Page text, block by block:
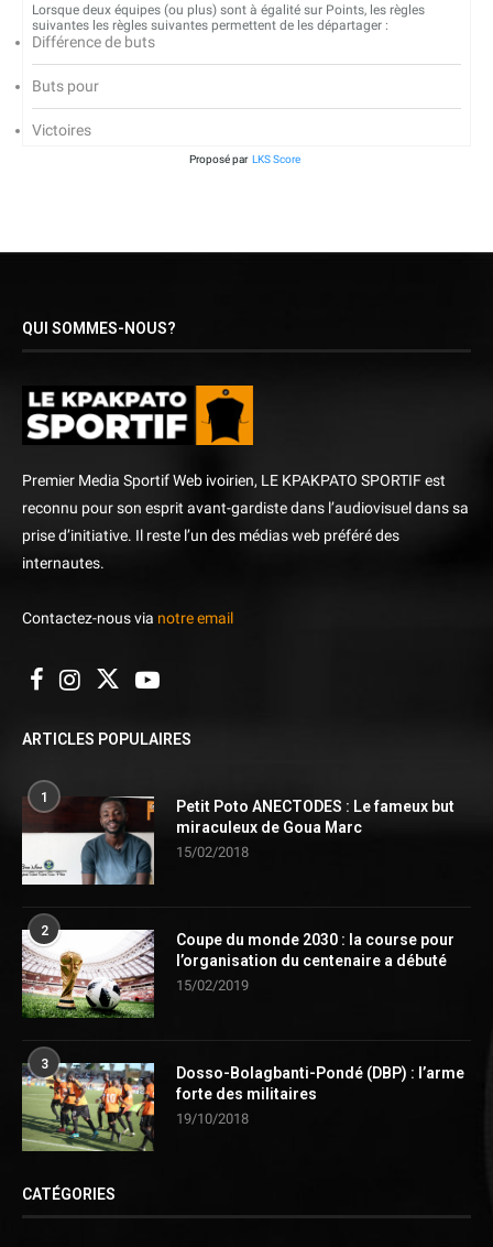
Lorsque deux équipes (ou plus) sont à égalité sur Points, les règles
suivantes les règles suivantes permettent de les départager :
Différence de buts
Buts pour
Victoires
Proposé par LKS Score
QUI SOMMES-NOUS?
Premier Media Sportif Web ivoirien, LE KPAKPATO SPORTIF est
reconnu pour son esprit avant-gardiste dans l’audiovisuel dans sa
prise d’initiative. Il reste l’un des médias web préféré des
internautes.
Contactez-nous via notre email
ARTICLES POPULAIRES
1
Petit Poto ANECTODES : Le fameux but
miraculeux de Goua Marc
15/02/2018
2
Coupe du monde 2030 : la course pour
l’organisation du centenaire a débuté
15/02/2019
3
Dosso-Bolagbanti-Pondé (DBP) : l’arme
forte des militaires
19/10/2018
CATÉGORIES